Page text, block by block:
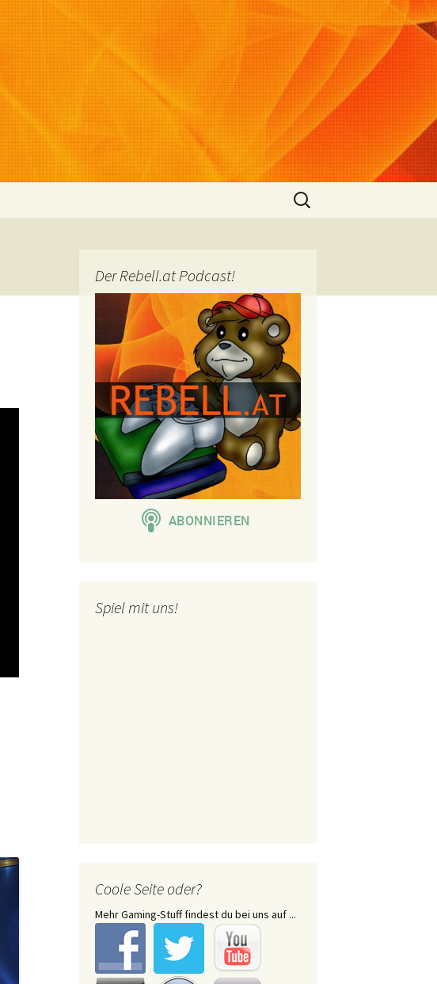
Suchen
nach:
Der Rebell.at Podcast!
Spiel mit uns!
Coole Seite oder?
Mehr Gaming-Stuff findest du bei uns auf ...